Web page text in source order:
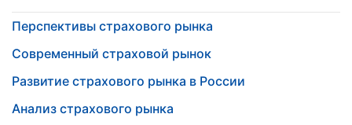
Перспективы страхового рынка
Современный страховой рынок
Развитие страхового рынка в России
Анализ страхового рынка